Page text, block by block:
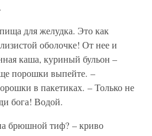
для желудка. Это как
оболочке! От нее и
каша, куриный бульон –
порошки выпейте. –
в пакетиках. – Только не
бога! Водой.
брюшной тиф? – криво